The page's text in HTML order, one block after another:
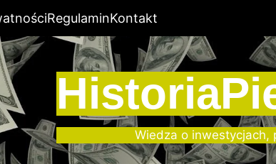
RegulaminKontakt
Wiedza o inwestycjach,